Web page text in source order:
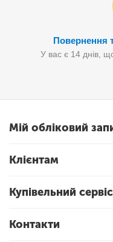
Повернення
У вас є 14 днів,
Мій обліковий
Клієнтам
Купівельний сервіс
Контакти